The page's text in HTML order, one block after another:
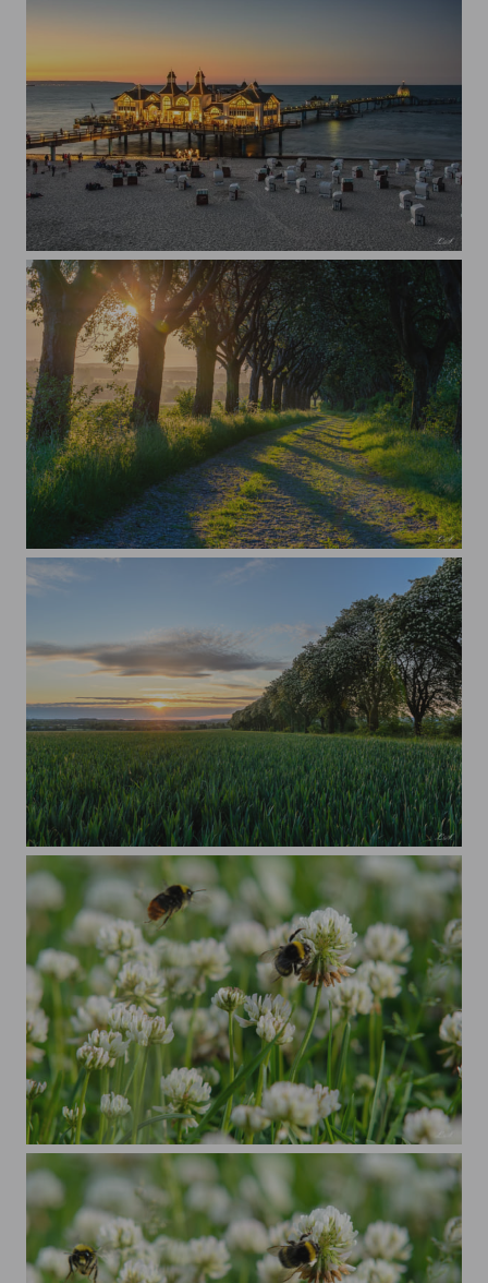
Seebrücke Sellin
Mehlbeerbaum Allee
Mehlbeerbaum Allee
Hummelparadies Garten